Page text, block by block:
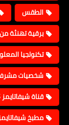
الطقس
برقية تهنئة
تكنولجيا
شخصيات
قناة شيفاتايمز TV / SHEFATAIMS
مطبخ